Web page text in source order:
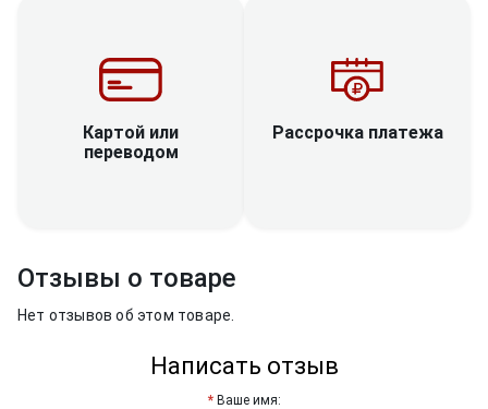
Картой или
переводом
Рассрочка платежа
Отзывы о товаре
Нет отзывов об этом товаре.
Написать отзыв
Ваше имя: